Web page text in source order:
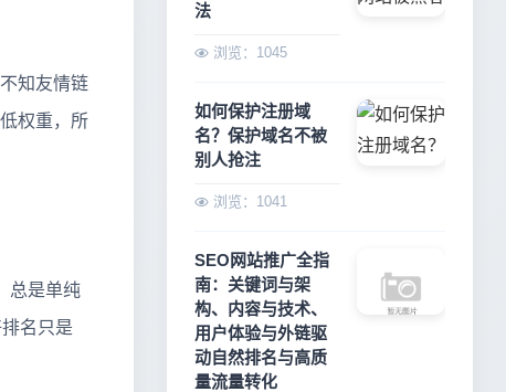
知友情链
权重，所
总是单纯
名只是
法
浏览：1045
如何保护注册域
名？保护域名不被
别人抢注
浏览：1041
SEO网站推广全指
南：关键词与架
构、内容与技术、
用户体验与外链驱
动自然排名与高质
量流量转化